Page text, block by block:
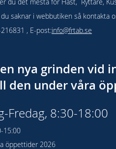
saknar i webbutiken så kontakta
, E-post:info@frtab.se
nya grinden
den under våra
Fredag, 8:30-18:00
15:00
öppettider 2026